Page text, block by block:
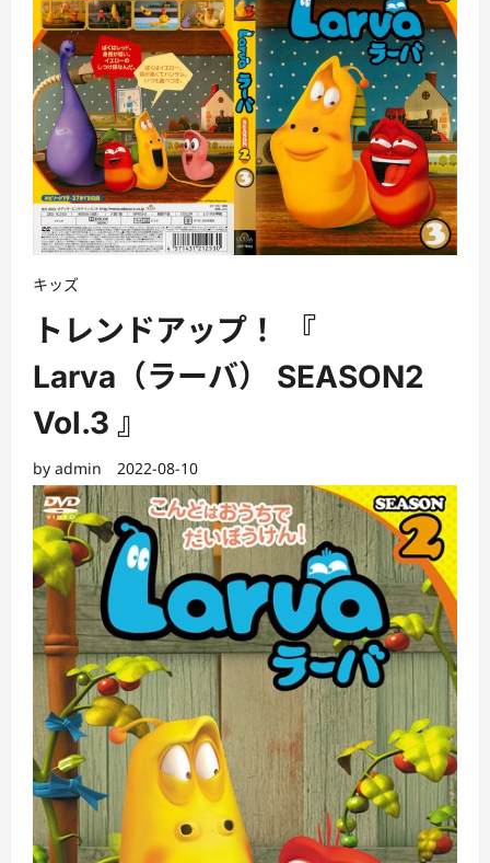
キッズ
トレンドアップ！ 『
Larva（ラーバ） SEASON2
Vol.3 』
by admin 2022-08-10